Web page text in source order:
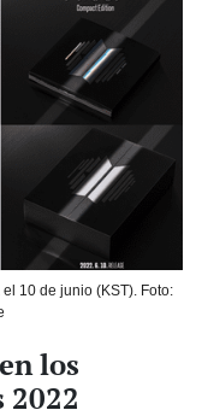
10 de junio (KST). Foto:
los
2022